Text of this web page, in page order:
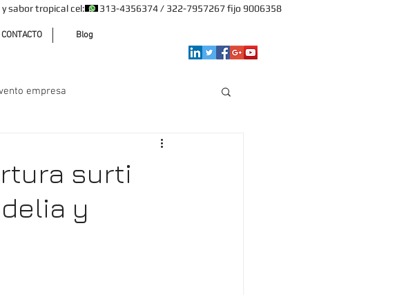
y sabor tropical cel: 313-4356374 / 322-7957267 fijo 9006358
CONTACTO Blog
empresa
surti
y